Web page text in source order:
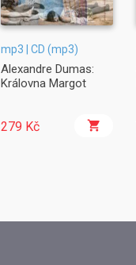
mp3 | CD (mp3)
Alexandre Dumas:
Královna Margot
279 Kč